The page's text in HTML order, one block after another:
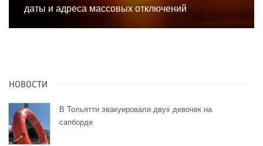
даты и адреса массовых отключений
НОВОСТИ
В Тольятти эвакуировали двух девочек на
сапборде